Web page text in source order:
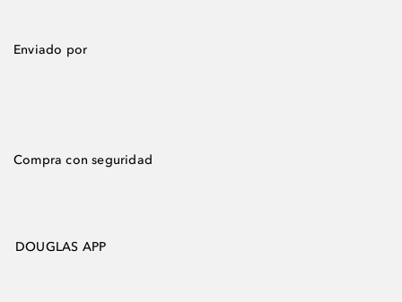
Enviado por
Compra con seguridad
DOUGLAS APP